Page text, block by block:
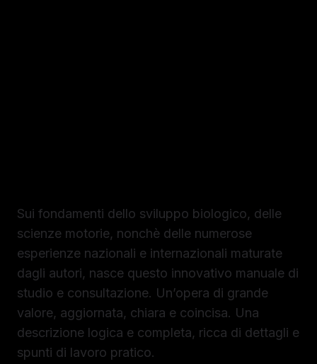
Sui fondamenti dello sviluppo biologico, delle
scienze motorie, nonchè delle numerose
esperienze nazionali e internazionali maturate
dagli autori, nasce questo innovativo manuale di
studio e consultazione. Un’opera di grande
valore, aggiornata, chiara e coincisa. Una
descrizione logica e completa, ricca di dettagli e
spunti di lavoro pratico.